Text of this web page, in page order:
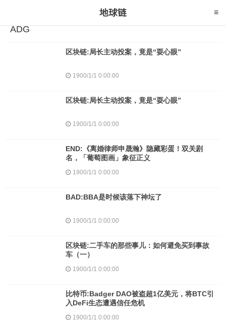
ADG
区块链:局长主动投案，竟是“耍心眼”
1900/1/1 0:00:00
区块链:局长主动投案，竟是“耍心眼”
1900/1/1 0:00:00
END:《离婚律师申晟瀚》隐藏彩蛋！双关剧
名，「葡萄图画」象征正义
1900/1/1 0:00:00
BAD:BBA是时候该落下神坛了
1900/1/1 0:00:00
区块链:二手车的那些事儿：如何避免买到事故
车（一）
1900/1/1 0:00:00
比特币:Badger DAO被盗超1亿美元，将BTC引
入DeFi生态遭遇信任危机
1900/1/1 0:00:00